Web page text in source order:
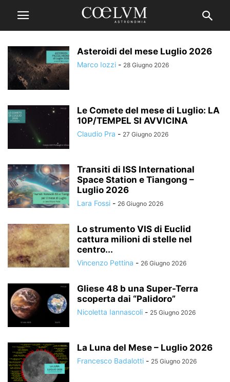
Asteroidi del mese Luglio 2026
Marco Iozzi - 28 Giugno 2026
Le Comete del mese di Luglio: LA
10P/TEMPEL SI AVVICINA
Claudio Pra - 27 Giugno 2026
Transiti di ISS International
Space Station e Tiangong –
Luglio 2026
Lara Fossi - 26 Giugno 2026
Lo strumento VIS di Euclid
cattura milioni di stelle nel
centro...
Vincenzo Pettina - 26 Giugno 2026
Gliese 48 b una Super-Terra
scoperta dai “Palidoro”
Nicoletta Iannascoli - 25 Giugno 2026
La Luna del Mese – Luglio 2026
Francesco Badalotti - 25 Giugno 2026